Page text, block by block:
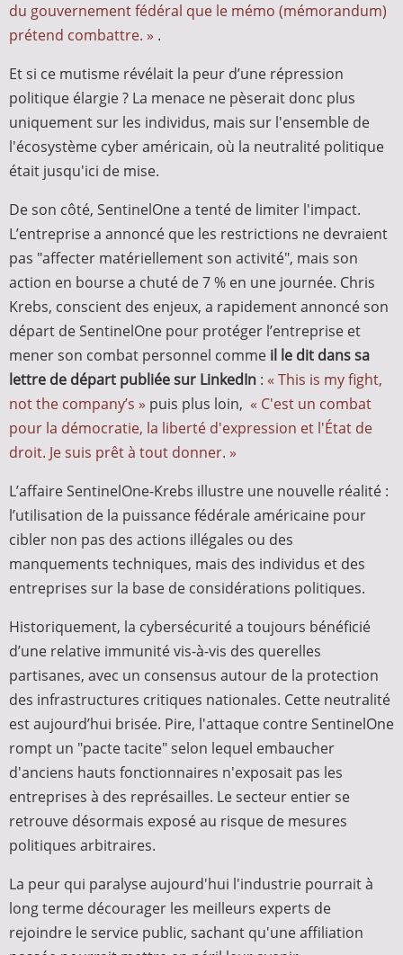
du gouvernement fédéral que le mémo (mémorandum)
prétend combattre. » .
Et si ce mutisme révélait la peur d’une répression
politique élargie ? La menace ne pèserait donc plus
uniquement sur les individus, mais sur l'ensemble de
l'écosystème cyber américain, où la neutralité politique
était jusqu'ici de mise.
De son côté, SentinelOne a tenté de limiter l'impact.
L’entreprise a annoncé que les restrictions ne devraient
pas "affecter matériellement son activité", mais son
action en bourse a chuté de 7 % en une journée. Chris
Krebs, conscient des enjeux, a rapidement annoncé son
départ de SentinelOne pour protéger l’entreprise et
mener son combat personnel comme il le dit dans sa
lettre de départ publiée sur LinkedIn : « This is my fight,
not the company’s » puis plus loin, « C'est un combat
pour la démocratie, la liberté d'expression et l'État de
droit. Je suis prêt à tout donner. »
L’affaire SentinelOne-Krebs illustre une nouvelle réalité :
l’utilisation de la puissance fédérale américaine pour
cibler non pas des actions illégales ou des
manquements techniques, mais des individus et des
entreprises sur la base de considérations politiques.
Historiquement, la cybersécurité a toujours bénéficié
d’une relative immunité vis-à-vis des querelles
partisanes, avec un consensus autour de la protection
des infrastructures critiques nationales. Cette neutralité
est aujourd’hui brisée. Pire, l'attaque contre SentinelOne
rompt un "pacte tacite" selon lequel embaucher
d'anciens hauts fonctionnaires n'exposait pas les
entreprises à des représailles. Le secteur entier se
retrouve désormais exposé au risque de mesures
politiques arbitraires.
La peur qui paralyse aujourd'hui l'industrie pourrait à
long terme décourager les meilleurs experts de
rejoindre le service public, sachant qu'une affiliation